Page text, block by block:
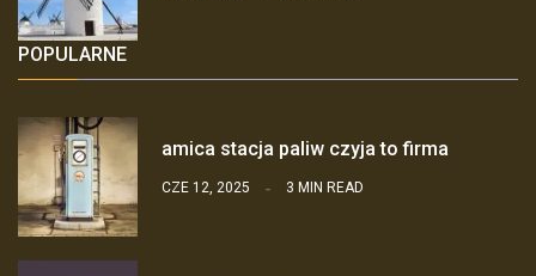
POPULARNE
amica stacja paliw czyja to firma
CZE 12, 2025 3 MIN READ